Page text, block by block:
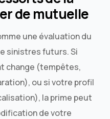
de mutuelle
une évaluation du
sinistres futurs. Si
change (tempêtes,
ou si votre profil
la prime peut
de votre